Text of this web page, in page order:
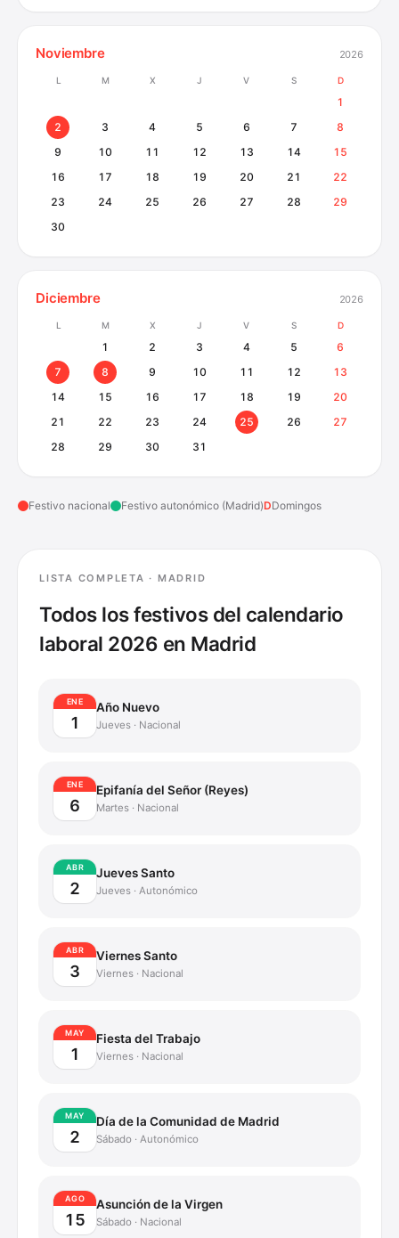
Noviembre 2026
L M X J V S D
1
2
3 4 5 6 7
8
9
10 11 12 13 14
15
16
17 18 19 20 21
22
23
24 25 26 27 28
29
30
Diciembre 2026
L M X J V S D
1 2 3 4 5
6
7
8 9 10 11 12
13
14
15 16 17 18 19
20
21
22 23 24 25 26
27
28
29 30 31
Festivo nacional Festivo autonómico (Madrid)DDomingos
LISTA COMPLETA · MADRID
Todos los festivos del calendario
laboral 2026 en Madrid
ENE
1
Año Nuevo
Jueves · Nacional
ENE
6
Epifanía del Señor (Reyes)
Martes · Nacional
ABR
2
Jueves Santo
Jueves · Autonómico
ABR
3
Viernes Santo
Viernes · Nacional
MAY
1
Fiesta del Trabajo
Viernes · Nacional
MAY
2
Día de la Comunidad de Madrid
Sábado · Autonómico
AGO
15
Asunción de la Virgen
Sábado · Nacional